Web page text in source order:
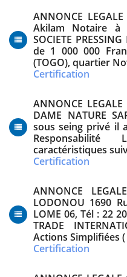
ANNONCE
Akilam Notaire à
SOCIETE
de 1 000 000
(TOGO), quartier
Certification
ANNONCE
DAME NATURE
sous seing privé il
caractéristiques
Certification
ANNONCE
LODONOU 1690
LOME 06, Tél : 22
TRADE
Actions Simplifiées (
Certification